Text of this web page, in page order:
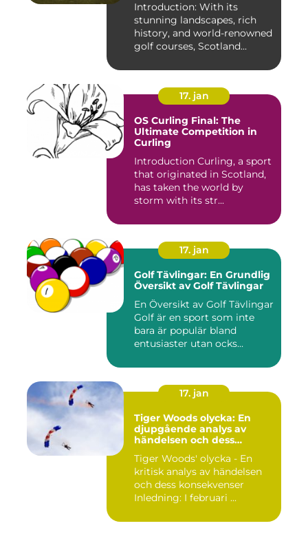
Introduction: With its
stunning landscapes, rich
history, and world-renowned
golf courses, Scotland...
17. jan
OS Curling Final: The
Ultimate Competition in
Curling
Introduction Curling, a sport
that originated in Scotland,
has taken the world by
storm with its str...
17. jan
Golf Tävlingar: En Grundlig
Översikt av Golf Tävlingar
En Översikt av Golf Tävlingar
Golf är en sport som inte
bara är populär bland
entusiaster utan ocks...
17. jan
Tiger Woods olycka: En
djupgående analys av
händelsen och dess
Tiger Woods' olycka - En
kritisk analys av händelsen
och dess konsekvenser
Inledning: I februari ...